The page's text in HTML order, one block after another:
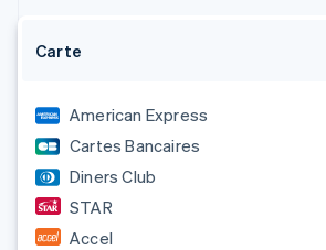
Carte
American Express
Cartes Bancaires
Diners Club
STAR
Accel